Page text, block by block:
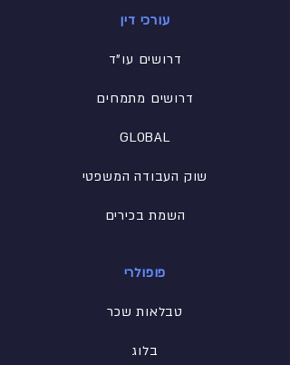
עורכי דין
דרושים עו"ד
דרושים מתמחים
GLOBAL
שוק העבודה המשפטי
השמת בכירים
פופולרי
טבלאות שכר
בלוג